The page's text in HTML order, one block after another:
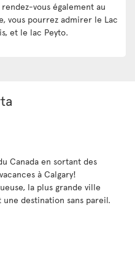
vous également au
vous pourrez admirer le Lac
et le lac Peyto.
Canada en sortant des
à Calgary!
la plus grande ville
destination sans pareil.